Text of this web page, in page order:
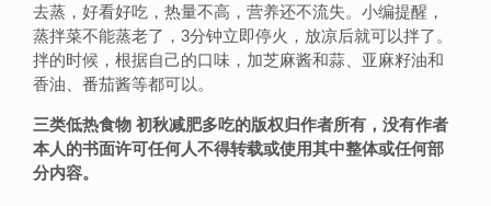
去蒸，好看好吃，热量不高，营养还不流失。小编提醒，
蒸拌菜不能蒸老了，3分钟立即停火，放凉后就可以拌了。
拌的时候，根据自己的口味，加芝麻酱和蒜、亚麻籽油和
香油、番茄酱等都可以。
三类低热食物 初秋减肥多吃的版权归作者所有，没有作者
本人的书面许可任何人不得转载或使用其中整体或任何部
分内容。